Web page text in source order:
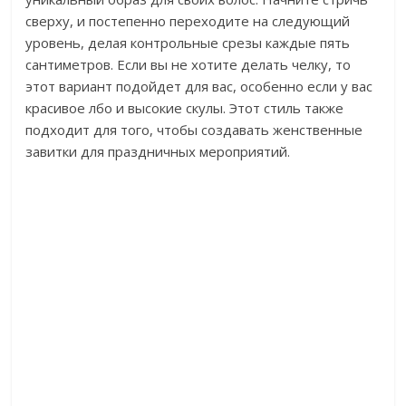
сверху, и постепенно переходите на следующий
уровень, делая контрольные срезы каждые пять
сантиметров. Если вы не хотите делать челку, то
этот вариант подойдет для вас, особенно если у вас
красивое лбо и высокие скулы. Этот стиль также
подходит для того, чтобы создавать женственные
завитки для праздничных мероприятий.